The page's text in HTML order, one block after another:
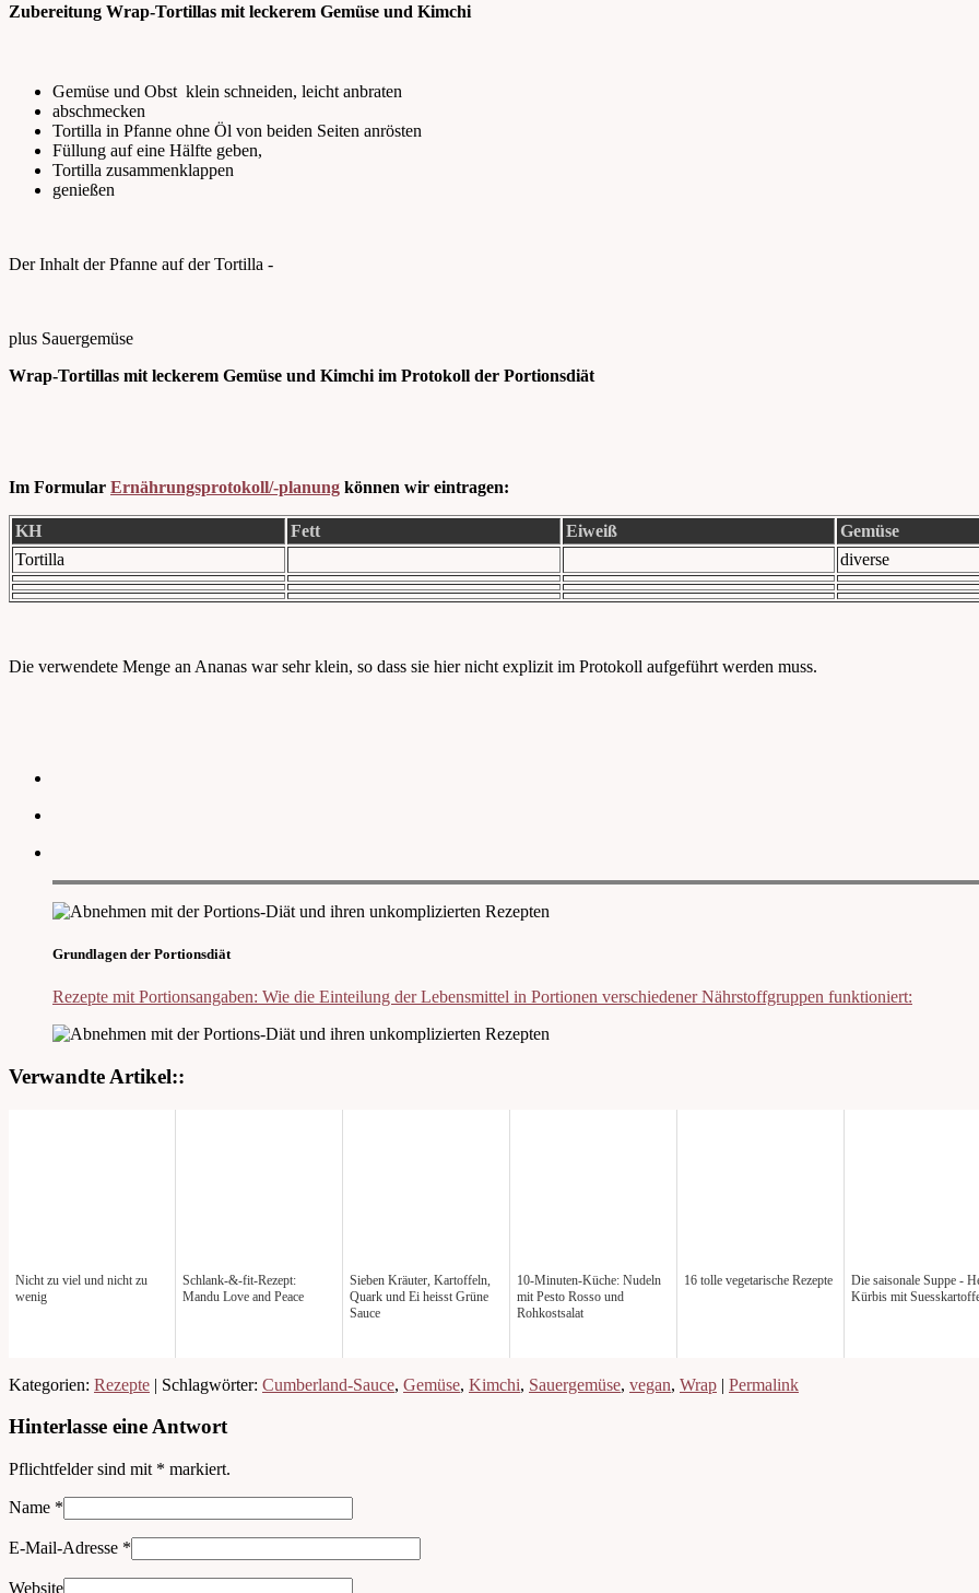
Zubereitung Wrap-Tortillas mit leckerem Gemüse und Kimchi
Gemüse und Obst klein schneiden, leicht anbraten
abschmecken
Tortilla in Pfanne ohne Öl von beiden Seiten anrösten
Füllung auf eine Hälfte geben,
Tortilla zusammenklappen
genießen
Der Inhalt der Pfanne auf der Tortilla -
plus Sauergemüse
Wrap-Tortillas mit leckerem Gemüse und Kimchi im Protokoll der Portionsdiät
Im Formular Ernährungsprotokoll/-planung können wir eintragen:
KH Fett Eiweiß
Gemüse
Tortilla
diverse
Die verwendete Menge an Ananas war sehr klein, so dass sie hier nicht explizit im Protokoll aufgeführt werden muss.
Grundlagen der Portionsdiät
Rezepte mit Portionsangaben: Wie die Einteilung der Lebensmittel in Portionen verschiedener Nährstoffgruppen funktioniert:
Verwandte Artikel::
Nicht zu viel und nicht zu
wenig
Schlank-&-fit-Rezept:
Mandu Love and Peace
Sieben Kräuter, Kartoffeln,
Quark und Ei heisst Grüne
Sauce
10-Minuten-Küche: Nudeln
mit Pesto Rosso und
Rohkostsalat
16 tolle vegetarische Rezepte
Die saisonale Suppe -
Kürbis mit
Kategorien: Rezepte | Schlagwörter: Cumberland-Sauce, Gemüse, Kimchi, Sauergemüse, vegan, Wrap | Permalink
Hinterlasse eine Antwort
Pflichtfelder sind mit * markiert.
Name *
E-Mail-Adresse *
Website